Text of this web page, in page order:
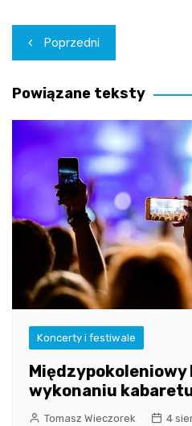
Nawigacja
wpisu
Poprzedni
Powiązane teksty
Koncerty i festiwale
Międzypokoleniowy
wykonaniu
Tomasz Wieczorek 4